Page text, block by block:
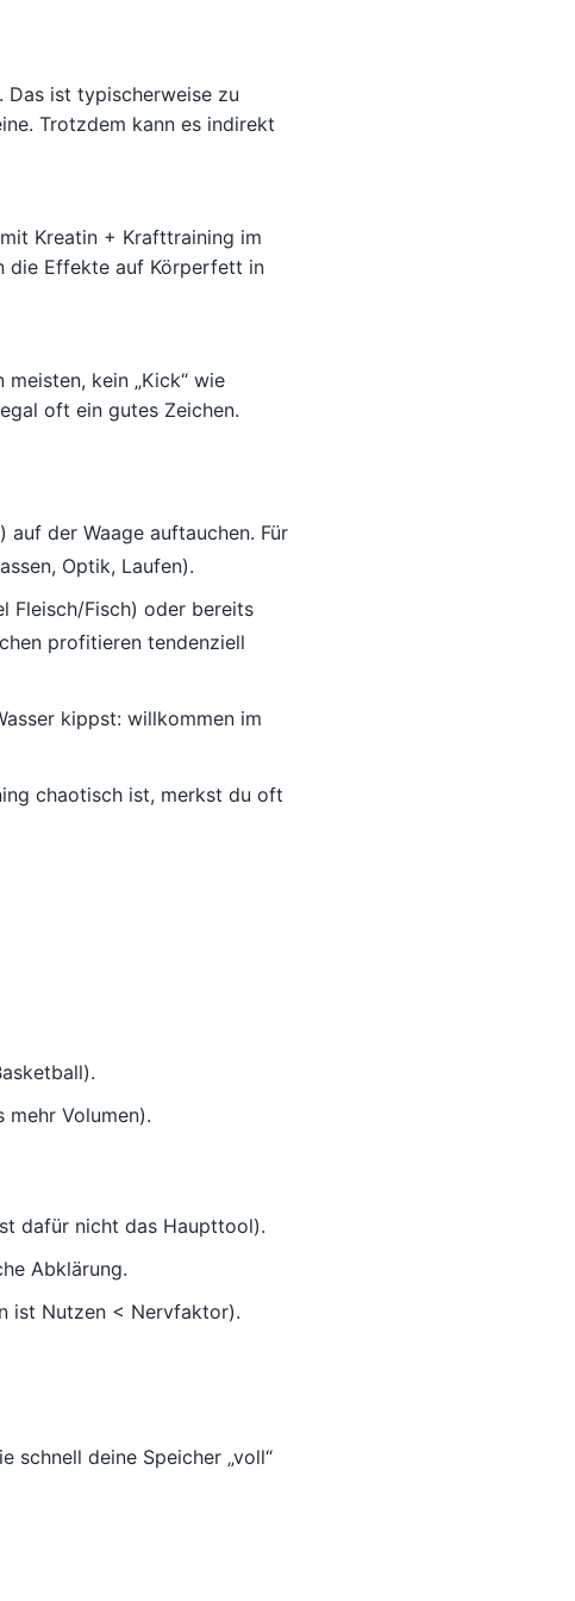
Das ist typischerweise zu
Trotzdem kann es indirekt
Kreatin + Krafttraining im
die Effekte auf Körperfett in
kein „Kick“ wie
oft ein gutes Zeichen.
der Waage auftauchen. Für
Optik, Laufen).
Fleisch/Fisch) oder bereits
profitieren tendenziell
kippst: willkommen im
chaotisch ist, merkst du oft
mehr Volumen).
dafür nicht das Haupttool).
Abklärung.
ist Nutzen < Nervfaktor).
schnell deine Speicher „voll“